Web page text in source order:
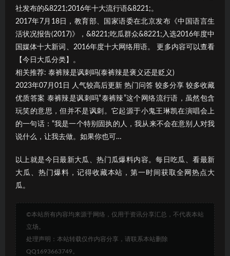
社发布的&8221;2016年十大流行语&8221;。
2017年7月18日，教育部、国家语委在北京发布《中国语言生
活状况报告(2017)》，&8221;吃瓜群众&8221;入选2016年度中
国媒体十大新词、2016年度十大网络用语。 更多内容可以查看
【今日大瓜分类】。
相关推荐: 泰裤辣是讽刺吗(泰裤辣是褒义还是贬义)
2023年07月01日 人气较高后更新 热门问答 较多分享 较多收藏
优质答案 泰裤辣是讽刺吗“泰裤辣”这个网络流行语，虽然包含
玩笑的意思，但并不是讽刺。它起源于小鬼王琳凯在演唱会上
的一句话：“我是一个特别固执的人，我从来不会在意别人对我
说什么，让我去做。如果你也可…
以上就是今日最新大瓜、热门瓜爆料内容。每日吃瓜、看最新
大瓜、热门爆料，记得收藏本站，第一时间获取全网热点大
瓜。
©本站所有内容均来源于网络，仅用于资讯分享汇总，不代表本站
立场。
处理声明：本站转载仅作内容分享，请联系本站删除
QQ1693663749。